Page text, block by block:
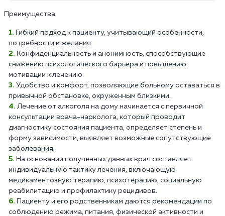
Преимущества:
Гибкий подход к пациенту, учитывающий особенности,
потребности и желания.
Конфиденциальность и анонимность, способствующие
снижению психологического барьера и повышению
мотивации к лечению.
Удобство и комфорт, позволяющие больному оставаться в
привычной обстановке, окруженным близкими.
Лечение от алкоголя на дому начинается с первичной
консультации врача-нарколога, который проводит
диагностику состояния пациента, определяет степень и
форму зависимости, выявляет возможные сопутствующие
заболевания.
На основании полученных данных врач составляет
индивидуальную тактику лечения, включающую
медикаментозную терапию, психотерапию, социальную
реабилитацию и профилактику рецидивов.
Пациенту и его родственникам даются рекомендации по
соблюдению режима, питания, физической активности и